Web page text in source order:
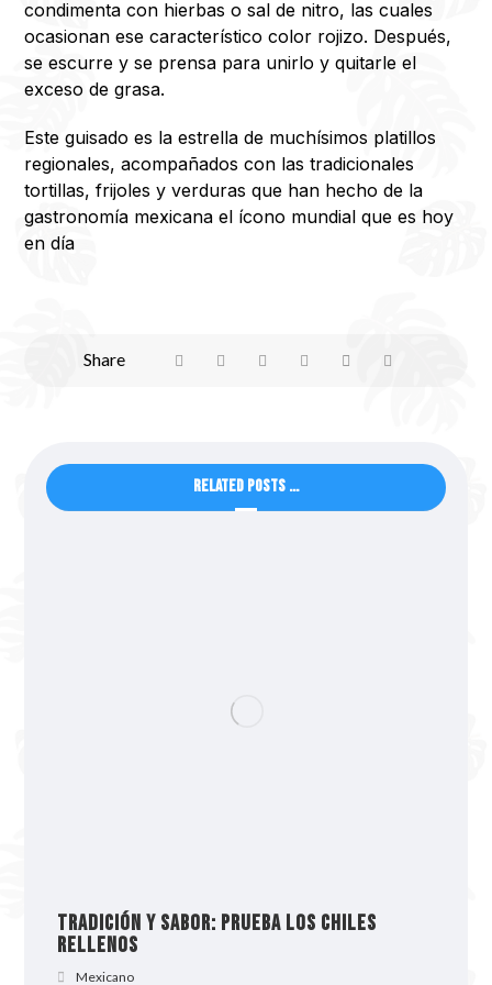
condimenta con hierbas o sal de nitro, las cuales
ocasionan ese característico color rojizo. Después,
se escurre y se prensa para unirlo y quitarle el
exceso de grasa.
Este guisado es la estrella de muchísimos platillos
regionales, acompañados con las tradicionales
tortillas, frijoles y verduras que han hecho de la
gastronomía mexicana el ícono mundial que es hoy
en día
Related Posts ...
Tradición y sabor: prueba los chiles
rellenos
Mexicano